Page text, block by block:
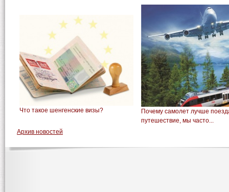
Что такое шенгенские визы?
Почему самолет лучше
путешествие, мы часто...
Архив новостей